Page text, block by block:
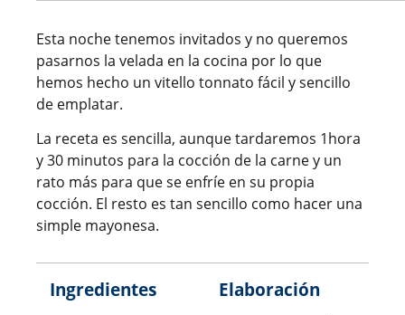
Esta noche tenemos invitados y no queremos
pasarnos la velada en la cocina por lo que
hemos hecho un vitello tonnato fácil y sencillo
de emplatar.
La receta es sencilla, aunque tardaremos 1hora
y 30 minutos para la cocción de la carne y un
rato más para que se enfríe en su propia
cocción. El resto es tan sencillo como hacer una
simple mayonesa.
Ingredientes Elaboración